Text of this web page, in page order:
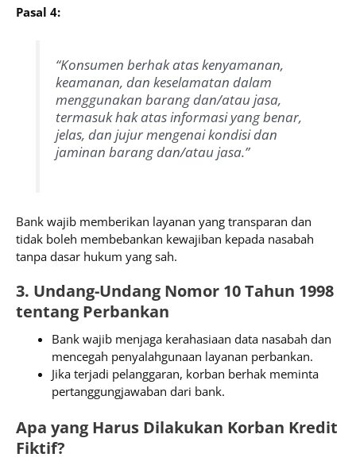
Pasal 4:
“Konsumen berhak atas kenyamanan,
keamanan, dan keselamatan dalam
menggunakan barang dan/atau jasa,
termasuk hak atas informasi yang benar,
jelas, dan jujur mengenai kondisi dan
jaminan barang dan/atau jasa.”
Bank wajib memberikan layanan yang transparan dan
tidak boleh membebankan kewajiban kepada nasabah
tanpa dasar hukum yang sah.
3. Undang-Undang Nomor 10 Tahun 1998
tentang Perbankan
Bank wajib menjaga kerahasiaan data nasabah dan
mencegah penyalahgunaan layanan perbankan.
Jika terjadi pelanggaran, korban berhak meminta
pertanggungjawaban dari bank.
Apa yang Harus Dilakukan Korban Kredit
Fiktif?